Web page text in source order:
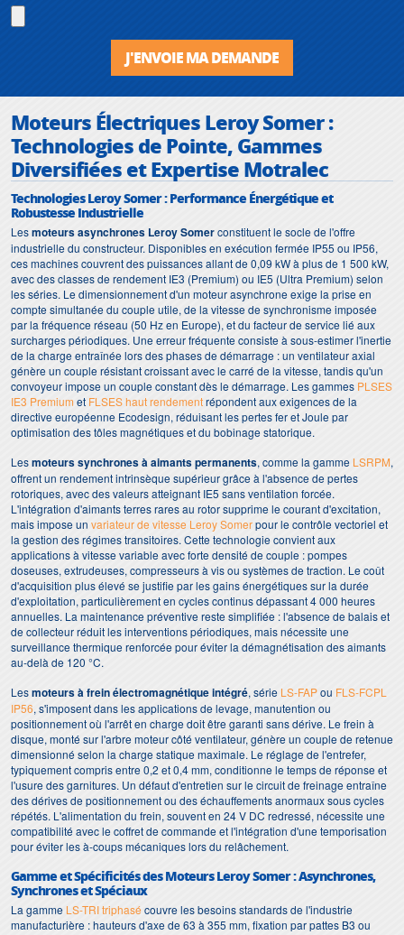
J'ENVOIE MA DEMANDE
Moteurs Électriques Leroy Somer :
Technologies de Pointe, Gammes
Diversifiées et Expertise Motralec
Technologies Leroy Somer : Performance Énergétique et
Robustesse Industrielle
Lesmoteurs asynchrones Leroy Somerconstituent le socle de l'offre
industrielle du constructeur. Disponibles en exécution fermée IP55 ou IP56,
ces machines couvrent des puissances allant de 0,09 kW à plus de 1 500 kW,
avec des classes de rendement IE3 (Premium) ou IE5 (Ultra Premium) selon
les séries. Le dimensionnement d'un moteur asynchrone exige la prise en
compte simultanée du couple utile, de la vitesse de synchronisme imposée
par la fréquence réseau (50 Hz en Europe), et du facteur de service lié aux
surcharges périodiques. Une erreur fréquente consiste à sous-estimer l'inertie
de la charge entraînée lors des phases de démarrage : un ventilateur axial
génère un couple résistant croissant avec le carré de la vitesse, tandis qu'un
convoyeur impose un couple constant dès le démarrage. Les gammes PLSES
IE3 Premium et FLSES haut rendementrépondent aux exigences de la
directive européenne Ecodesign, réduisant les pertes fer et Joule par
optimisation des tôles magnétiques et du bobinage statorique.
Lesmoteurs synchrones à aimants permanents, comme la gamme LSRPM,
offrent un rendement intrinsèque supérieur grâce à l'absence de pertes
rotoriques, avec des valeurs atteignant IE5 sans ventilation forcée.
L'intégration d'aimants terres rares au rotor supprime le courant d'excitation,
mais impose un variateur de vitesse Leroy Somerpour le contrôle vectoriel et
la gestion des régimes transitoires. Cette technologie convient aux
applications à vitesse variable avec forte densité de couple : pompes
doseuses, extrudeuses, compresseurs à vis ou systèmes de traction. Le coût
d'acquisition plus élevé se justifie par les gains énergétiques sur la durée
d'exploitation, particulièrement en cycles continus dépassant 4 000 heures
annuelles. La maintenance préventive reste simplifiée : l'absence de balais et
de collecteur réduit les interventions périodiques, mais nécessite une
surveillance thermique renforcée pour éviter la démagnétisation des aimants
au-delà de 120 °C.
Lesmoteurs à frein électromagnétique intégré, série LS-FAPou FLS-FCPL
IP56, s'imposent dans les applications de levage, manutention ou
positionnement où l'arrêt en charge doit être garanti sans dérive. Le frein à
disque, monté sur l'arbre moteur côté ventilateur, génère un couple de retenue
dimensionné selon la charge statique maximale. Le réglage de l'entrefer,
typiquement compris entre 0,2 et 0,4 mm, conditionne le temps de réponse et
l'usure des garnitures. Un défaut d'entretien sur le circuit de freinage entraîne
des dérives de positionnement ou des échauffements anormaux sous cycles
répétés. L'alimentation du frein, souvent en 24 V DC redressé, nécessite une
compatibilité avec le coffret de commande et l'intégration d'une temporisation
pour éviter les à-coups mécaniques lors du relâchement.
Gamme et Spécificités des Moteurs Leroy Somer : Asynchrones,
Synchrones et Spéciaux
La gamme LS-TRI triphasé couvre les besoins standards de l'industrie
manufacturière : hauteurs d'axe de 63 à 355 mm, fixation par pattes B3 ou